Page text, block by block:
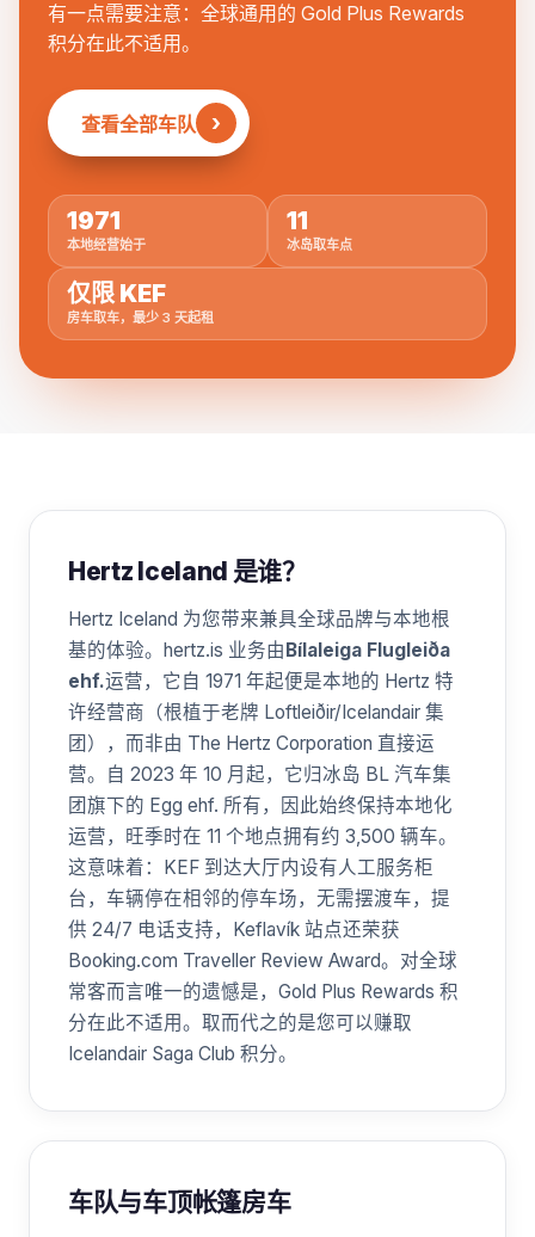
有一点需要注意：全球通用的 Gold Plus Rewards
积分在此不适用。
查看全部车队 ›
1971
本地经营始于
11
冰岛取车点
仅限 KEF
房车取车，最少 3 天起租
Hertz Iceland 是谁？
Hertz Iceland 为您带来兼具全球品牌与本地根
基的体验。hertz.is 业务由Bílaleiga Flugleiða
ehf.运营，它自 1971 年起便是本地的 Hertz 特
许经营商（根植于老牌 Loftleiðir/Icelandair 集
团），而非由 The Hertz Corporation 直接运
营。自 2023 年 10 月起，它归冰岛 BL 汽车集
团旗下的 Egg ehf. 所有，因此始终保持本地化
运营，旺季时在 11 个地点拥有约 3,500 辆车。
这意味着：KEF 到达大厅内设有人工服务柜
台，车辆停在相邻的停车场，无需摆渡车，提
供 24/7 电话支持，Keflavík 站点还荣获
Booking.com Traveller Review Award。对全球
常客而言唯一的遗憾是，Gold Plus Rewards 积
分在此不适用。取而代之的是您可以赚取
Icelandair Saga Club 积分。
车队与车顶帐篷房车